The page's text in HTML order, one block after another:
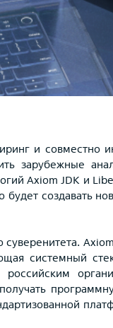
и совместно
зарубежные
Axiom JDK и
создавать
системный